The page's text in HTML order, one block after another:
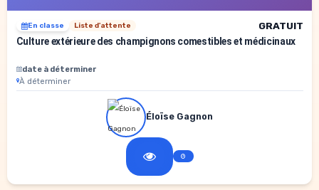
En classe Liste d'attente
GRATUIT
Culture extérieure des champignons comestibles et médicinaux
date à déterminer
À déterminer
Éloïse Gagnon